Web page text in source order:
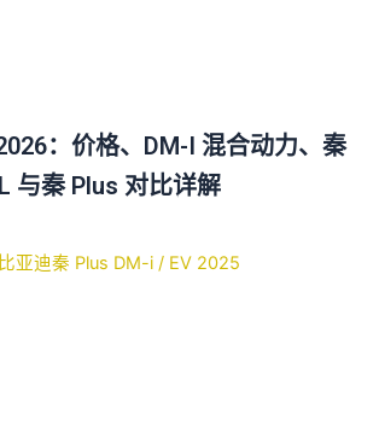
：价格、DM-I 混合动力、秦
L 与秦 Plus 对比详解